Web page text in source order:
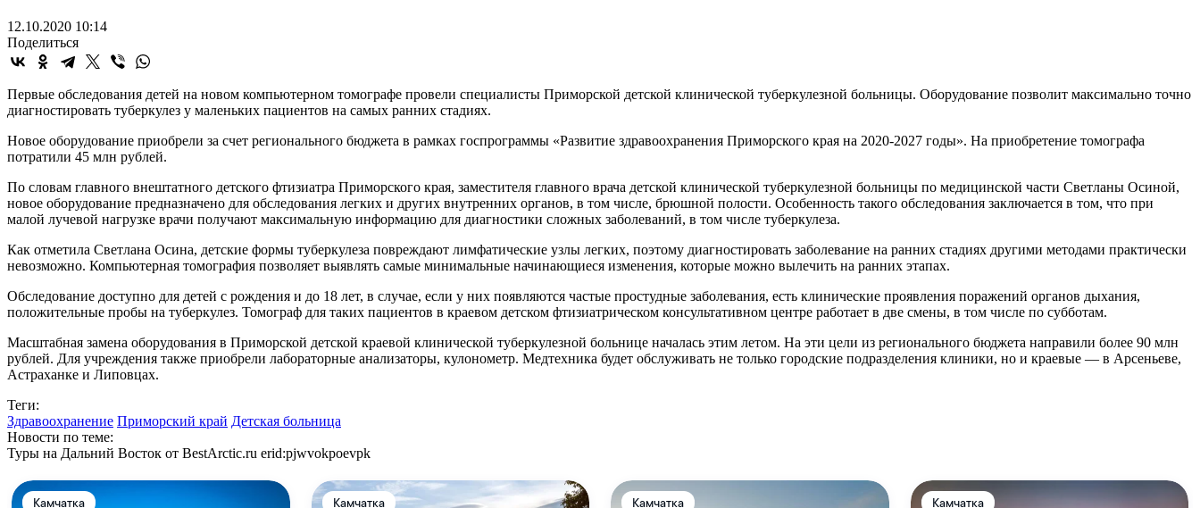
12.10.2020 10:14
Поделиться
Первые обследования детей на новом компьютерном томографе провели специалисты Приморской детской клинической туберкулезной больницы. Оборудование позволит максимально точно
диагностировать туберкулез у маленьких пациентов на самых ранних стадиях.
Новое оборудование приобрели за счет регионального бюджета в рамках госпрограммы «Развитие здравоохранения Приморского края на 2020-2027 годы». На приобретение томографа
потратили 45 млн рублей.
По словам главного внештатного детского фтизиатра Приморского края, заместителя главного врача детской клинической туберкулезной больницы по медицинской части Светланы Осиной,
новое оборудование предназначено для обследования легких и других внутренних органов, в том числе, брюшной полости. Особенность такого обследования заключается в том, что при
малой лучевой нагрузке врачи получают максимальную информацию для диагностики сложных заболеваний, в том числе туберкулеза.
Как отметила Светлана Осина, детские формы туберкулеза повреждают лимфатические узлы легких, поэтому диагностировать заболевание на ранних стадиях другими методами практически
невозможно. Компьютерная томография позволяет выявлять самые минимальные начинающиеся изменения, которые можно вылечить на ранних этапах.
Обследование доступно для детей с рождения и до 18 лет, в случае, если у них появляются частые простудные заболевания, есть клинические проявления поражений органов дыхания,
положительные пробы на туберкулез. Томограф для таких пациентов в краевом детском фтизиатрическом консультативном центре работает в две смены, в том числе по субботам.
Масштабная замена оборудования в Приморской детской краевой клинической туберкулезной больнице началась этим летом. На эти цели из регионального бюджета направили более 90 млн
рублей. Для учреждения также приобрели лабораторные анализаторы, кулонометр. Медтехника будет обслуживать не только городские подразделения клиники, но и краевые — в Арсеньеве,
Астраханке и Липовцах.
Теги:
Здравоохранение Приморский край Детская больница
Новости по теме:
Туры на Дальний Восток от BestArctic.ru erid:pjwvokpoevpk